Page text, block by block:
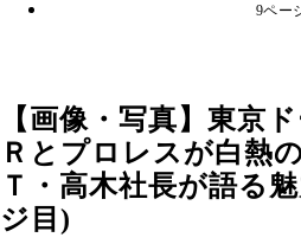
9ペー
【画像・写真】東京
Ｒとプロレスが白熱
Ｔ・高木社長が語る
ジ目)